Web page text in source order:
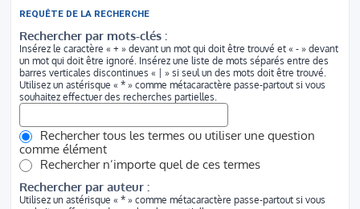
REQUÊTE DE LA RECHERCHE
Rechercher par mots-clés :
Insérez le caractère « + » devant un mot qui doit être trouvé et « - » devant
un mot qui doit être ignoré. Insérez une liste de mots séparés entre des
barres verticales discontinues « | » si seul un des mots doit être trouvé.
Utilisez un astérisque « * » comme métacaractère passe-partout si vous
souhaitez effectuer des recherches partielles.
Rechercher tous les termes ou utiliser une question
comme élément
Rechercher n’importe quel de ces termes
Rechercher par auteur :
Utilisez un astérisque « * » comme métacaractère passe-partout si vous